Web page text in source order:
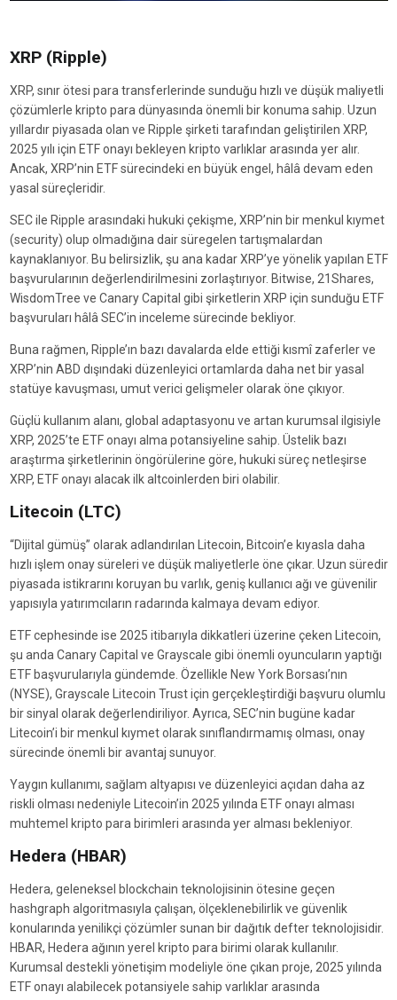
XRP (Ripple)
XRP, sınır ötesi para transferlerinde sunduğu hızlı ve düşük maliyetli
çözümlerle kripto para dünyasında önemli bir konuma sahip. Uzun
yıllardır piyasada olan ve Ripple şirketi tarafından geliştirilen XRP,
2025 yılı için ETF onayı bekleyen kripto varlıklar arasında yer alır.
Ancak, XRP’nin ETF sürecindeki en büyük engel, hâlâ devam eden
yasal süreçleridir.
SEC ile Ripple arasındaki hukuki çekişme, XRP’nin bir menkul kıymet
(security) olup olmadığına dair süregelen tartışmalardan
kaynaklanıyor. Bu belirsizlik, şu ana kadar XRP’ye yönelik yapılan ETF
başvurularının değerlendirilmesini zorlaştırıyor. Bitwise, 21Shares,
WisdomTree ve Canary Capital gibi şirketlerin XRP için sunduğu ETF
başvuruları hâlâ SEC’in inceleme sürecinde bekliyor.
Buna rağmen, Ripple’ın bazı davalarda elde ettiği kısmî zaferler ve
XRP’nin ABD dışındaki düzenleyici ortamlarda daha net bir yasal
statüye kavuşması, umut verici gelişmeler olarak öne çıkıyor.
Güçlü kullanım alanı, global adaptasyonu ve artan kurumsal ilgisiyle
XRP, 2025’te ETF onayı alma potansiyeline sahip. Üstelik bazı
araştırma şirketlerinin öngörülerine göre, hukuki süreç netleşirse
XRP, ETF onayı alacak ilk altcoinlerden biri olabilir.
Litecoin (LTC)
“Dijital gümüş” olarak adlandırılan Litecoin, Bitcoin’e kıyasla daha
hızlı işlem onay süreleri ve düşük maliyetlerle öne çıkar. Uzun süredir
piyasada istikrarını koruyan bu varlık, geniş kullanıcı ağı ve güvenilir
yapısıyla yatırımcıların radarında kalmaya devam ediyor.
ETF cephesinde ise 2025 itibarıyla dikkatleri üzerine çeken Litecoin,
şu anda Canary Capital ve Grayscale gibi önemli oyuncuların yaptığı
ETF başvurularıyla gündemde. Özellikle New York Borsası’nın
(NYSE), Grayscale Litecoin Trust için gerçekleştirdiği başvuru olumlu
bir sinyal olarak değerlendiriliyor. Ayrıca, SEC’nin bugüne kadar
Litecoin’i bir menkul kıymet olarak sınıflandırmamış olması, onay
sürecinde önemli bir avantaj sunuyor.
Yaygın kullanımı, sağlam altyapısı ve düzenleyici açıdan daha az
riskli olması nedeniyle Litecoin’in 2025 yılında ETF onayı alması
muhtemel kripto para birimleri arasında yer alması bekleniyor.
Hedera (HBAR)
Hedera, geleneksel blockchain teknolojisinin ötesine geçen
hashgraph algoritmasıyla çalışan, ölçeklenebilirlik ve güvenlik
konularında yenilikçi çözümler sunan bir dağıtık defter teknolojisidir.
HBAR, Hedera ağının yerel kripto para birimi olarak kullanılır.
Kurumsal destekli yönetişim modeliyle öne çıkan proje, 2025 yılında
ETF onayı alabilecek potansiyele sahip varlıklar arasında